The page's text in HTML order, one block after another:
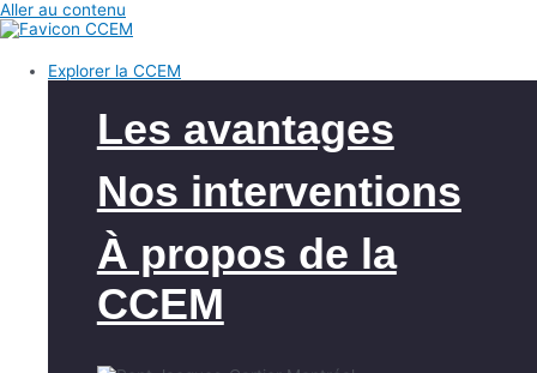
Aller au contenu
Explorer la CCEM
Les avantages
Nos interventions
À propos de la
CCEM